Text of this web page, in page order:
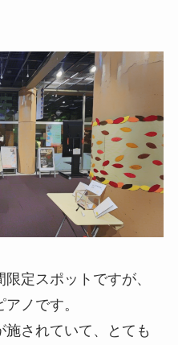
定スポットですが、
ノです。
施されていて、とても